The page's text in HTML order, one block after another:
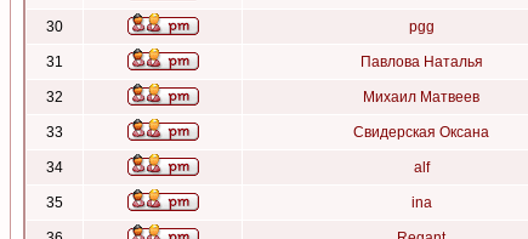
30 pgg
31 Павлова Наталья
32 Михаил Матвеев
33 Свидерская Оксана
34 alf
35 ina